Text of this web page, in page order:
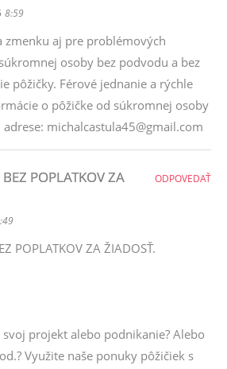
8:59
zmenku aj pre problémových
osoby bez podvodu a bez
pôžičky. Férové ​​jednanie a rýchle
o pôžičke od súkromnej osoby
michalcastula45@gmail.com
POPLATKOV ZA
POPLATKOV ZA ŽIADOSŤ.
projekt alebo podnikanie? Alebo
Využite naše ponuky pôžičiek s
ODPOVEDAŤ